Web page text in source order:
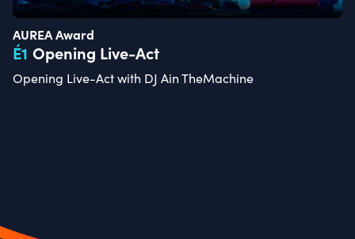
AUREA Award
É1 Opening Live-Act
Opening Live-Act with DJ Ain TheMachine